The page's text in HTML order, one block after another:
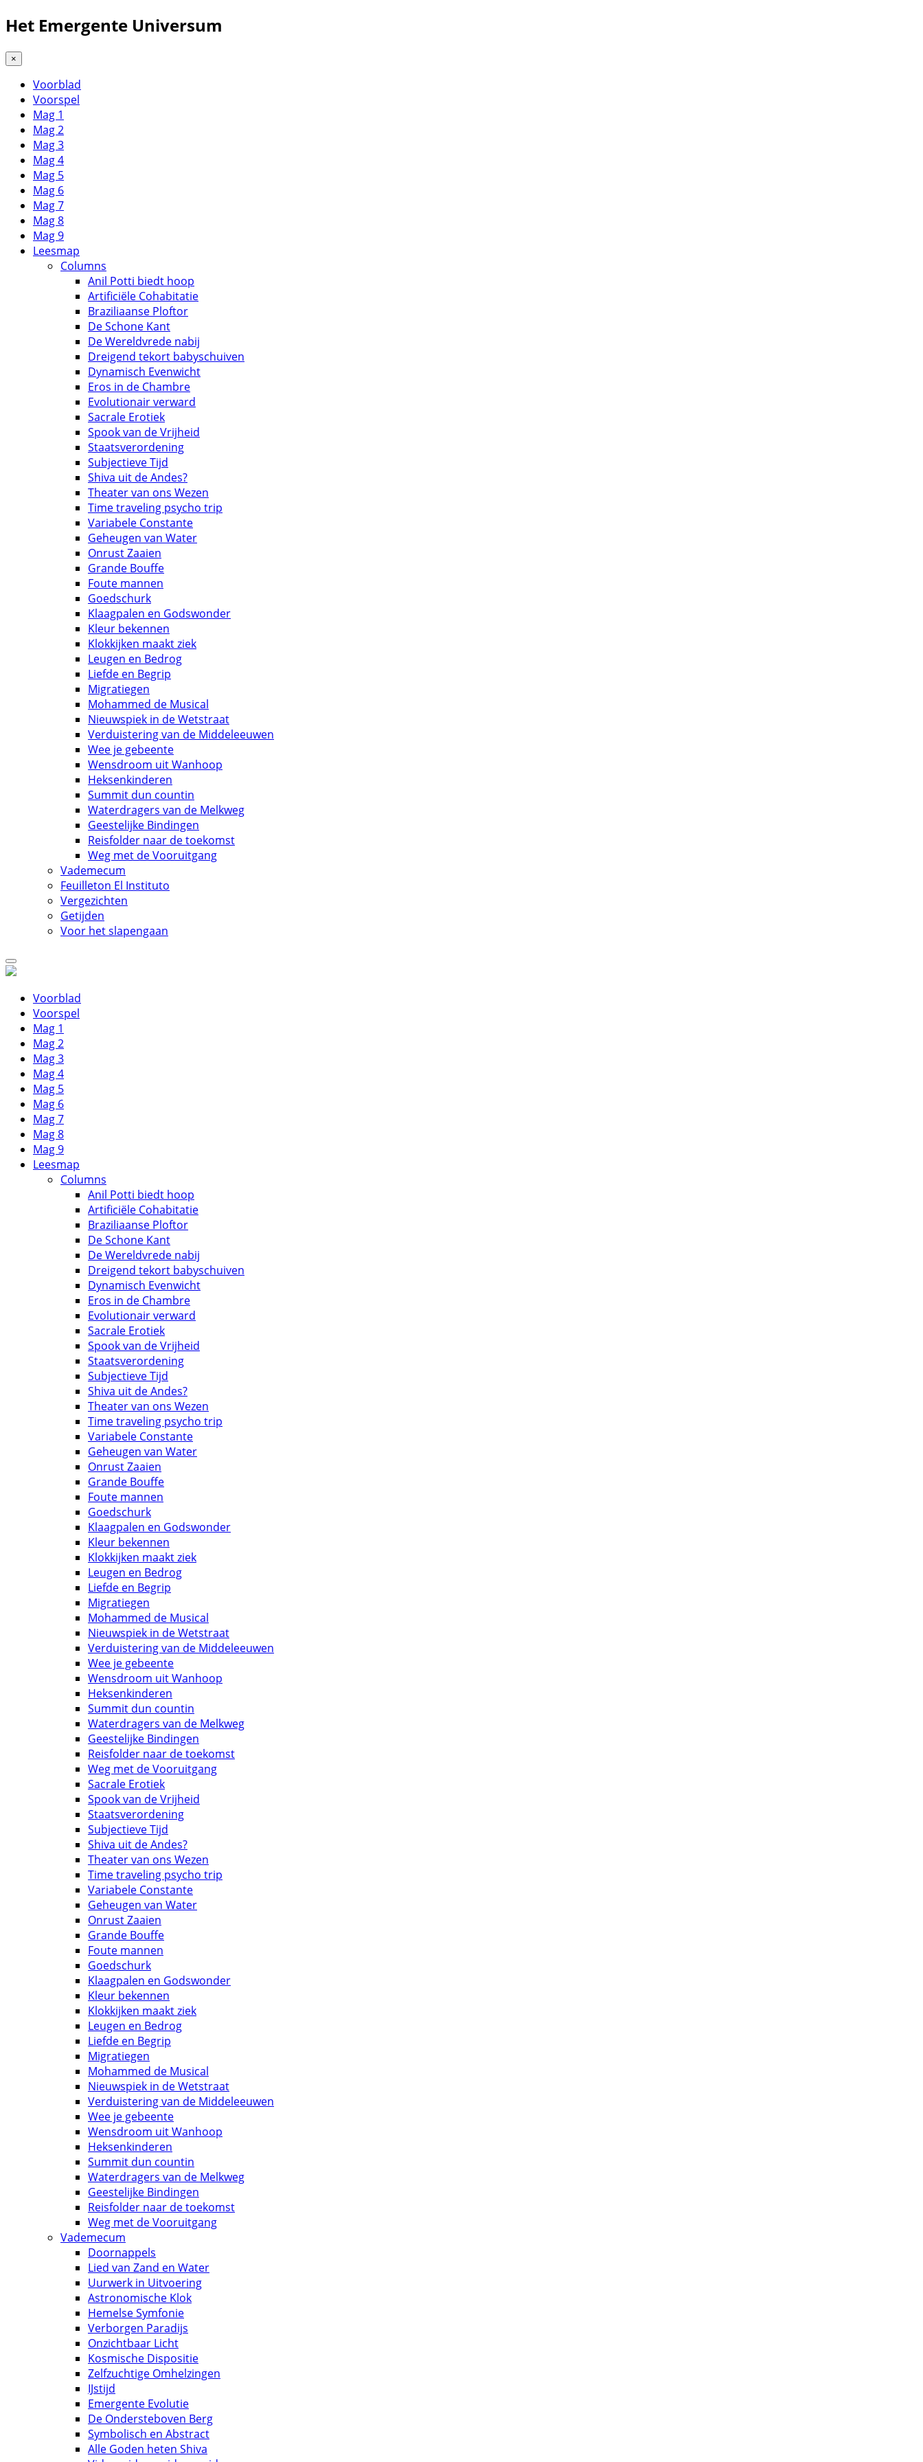
Het Emergente Universum
×
Voorblad
Voorspel
Mag 1
Mag 2
Mag 3
Mag 4
Mag 5
Mag 6
Mag 7
Mag 8
Mag 9
Leesmap
Columns
Anil Potti biedt hoop
Artificiële Cohabitatie
Braziliaanse Ploftor
De Schone Kant
De Wereldvrede nabij
Dreigend tekort babyschuiven
Dynamisch Evenwicht
Eros in de Chambre
Evolutionair verward
Sacrale Erotiek
Spook van de Vrijheid
Staatsverordening
Subjectieve Tijd
Shiva uit de Andes?
Theater van ons Wezen
Time traveling psycho trip
Variabele Constante
Geheugen van Water
Onrust Zaaien
Grande Bouffe
Foute mannen
Goedschurk
Klaagpalen en Godswonder
Kleur bekennen
Klokkijken maakt ziek
Leugen en Bedrog
Liefde en Begrip
Migratiegen
Mohammed de Musical
Nieuwspiek in de Wetstraat
Verduistering van de Middeleeuwen
Wee je gebeente
Wensdroom uit Wanhoop
Heksenkinderen
Summit dun countin
Waterdragers van de Melkweg
Geestelijke Bindingen
Reisfolder naar de toekomst
Weg met de Vooruitgang
Vademecum
Feuilleton El Instituto
Vergezichten
Getijden
Voor het slapengaan
Voorblad
Voorspel
Mag 1
Mag 2
Mag 3
Mag 4
Mag 5
Mag 6
Mag 7
Mag 8
Mag 9
Leesmap
Columns
Anil Potti biedt hoop
Artificiële Cohabitatie
Braziliaanse Ploftor
De Schone Kant
De Wereldvrede nabij
Dreigend tekort babyschuiven
Dynamisch Evenwicht
Eros in de Chambre
Evolutionair verward
Sacrale Erotiek
Spook van de Vrijheid
Staatsverordening
Subjectieve Tijd
Shiva uit de Andes?
Theater van ons Wezen
Time traveling psycho trip
Variabele Constante
Geheugen van Water
Onrust Zaaien
Grande Bouffe
Foute mannen
Goedschurk
Klaagpalen en Godswonder
Kleur bekennen
Klokkijken maakt ziek
Leugen en Bedrog
Liefde en Begrip
Migratiegen
Mohammed de Musical
Nieuwspiek in de Wetstraat
Verduistering van de Middeleeuwen
Wee je gebeente
Wensdroom uit Wanhoop
Heksenkinderen
Summit dun countin
Waterdragers van de Melkweg
Geestelijke Bindingen
Reisfolder naar de toekomst
Weg met de Vooruitgang
Sacrale Erotiek
Spook van de Vrijheid
Staatsverordening
Subjectieve Tijd
Shiva uit de Andes?
Theater van ons Wezen
Time traveling psycho trip
Variabele Constante
Geheugen van Water
Onrust Zaaien
Grande Bouffe
Foute mannen
Goedschurk
Klaagpalen en Godswonder
Kleur bekennen
Klokkijken maakt ziek
Leugen en Bedrog
Liefde en Begrip
Migratiegen
Mohammed de Musical
Nieuwspiek in de Wetstraat
Verduistering van de Middeleeuwen
Wee je gebeente
Wensdroom uit Wanhoop
Heksenkinderen
Summit dun countin
Waterdragers van de Melkweg
Geestelijke Bindingen
Reisfolder naar de toekomst
Weg met de Vooruitgang
Vademecum
Doornappels
Lied van Zand en Water
Uurwerk in Uitvoering
Astronomische Klok
Hemelse Symfonie
Verborgen Paradijs
Onzichtbaar Licht
Kosmische Dispositie
Zelfzuchtige Omhelzingen
IJstijd
Emergente Evolutie
De Ondersteboven Berg
Symbolisch en Abstract
Alle Goden heten Shiva